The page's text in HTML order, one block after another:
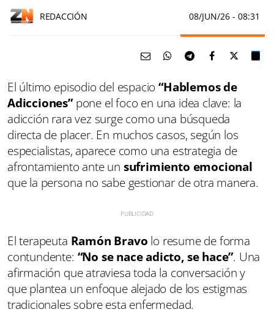
REDACCIÓN 08/JUN/26 - 08:31
El último episodio del espacio“Hablemos de
Adicciones”pone el foco en una idea clave: la
adicción rara vez surge como una búsqueda
directa de placer. En muchos casos, según los
especialistas, aparece como una estrategia de
afrontamiento ante un sufrimiento emocional
que la persona no sabe gestionar de otra manera.
El terapeuta Ramón Bravo lo resume de forma
contundente: “No se nace adicto, se hace”. Una
afirmación que atraviesa toda la conversación y
que plantea un enfoque alejado de los estigmas
tradicionales sobre esta enfermedad.